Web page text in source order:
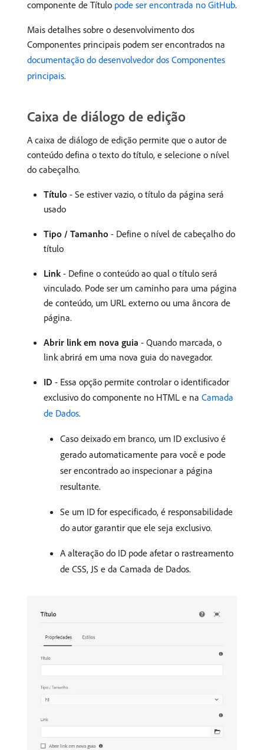
componente de Título pode ser encontrada no GitHub.
Mais detalhes sobre o desenvolvimento dos
Componentes principais podem ser encontrados na
documentação do desenvolvedor dos Componentes
principais.
Caixa de diálogo de edição
A caixa de diálogo de edição permite que o autor de
conteúdo defina o texto do título, e selecione o nível
do cabeçalho.
Título - Se estiver vazio, o título da página será
usado
Tipo / Tamanho - Define o nível de cabeçalho do
título
Link- Define o conteúdo ao qual o título será
vinculado. Pode ser um caminho para uma página
de conteúdo, um URL externo ou uma âncora de
página.
Abrir link em nova guia - Quando marcada, o
link abrirá em uma nova guia do navegador.
ID - Essa opção permite controlar o identificador
exclusivo do componente no HTML e na Camada
de Dados.
Caso deixado em branco, um ID exclusivo é
gerado automaticamente para você e pode
ser encontrado ao inspecionar a página
resultante.
Se um ID for especificado, é responsabilidade
do autor garantir que ele seja exclusivo.
A alteração do ID pode afetar o rastreamento
de CSS, JS e da Camada de Dados.